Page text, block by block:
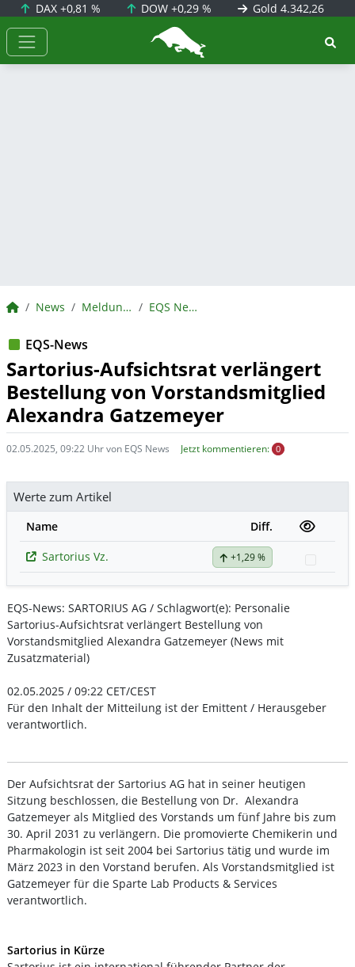
DAX +0,81 % DOW+0,29 % Gold 4.342,26
BörsenNEWS.de
BörsenNEWS.de
News Meldungen EQS News
EQS-News
Sartorius-Aufsichtsrat verlängert
Bestellung von Vorstandsmitglied
Alexandra Gatzemeyer
02.05.2025, 09:22 Uhr von EQS News Jetzt kommentieren: 0
Werte zum Artikel
Name
Diff.
Sartorius Vz.
+1,29 %
EQS-News: SARTORIUS AG / Schlagwort(e): Personalie
Sartorius-Aufsichtsrat verlängert Bestellung von
Vorstandsmitglied Alexandra Gatzemeyer (News mit
Zusatzmaterial)
02.05.2025 / 09:22 CET/CEST
Für den Inhalt der Mitteilung ist der Emittent / Herausgeber
verantwortlich.
Der Aufsichtsrat der Sartorius AG hat in seiner heutigen
Sitzung beschlossen, die Bestellung von Dr. Alexandra
Gatzemeyer als Mitglied des Vorstands um fünf Jahre bis zum
30. April 2031 zu verlängern. Die promovierte Chemikerin und
Pharmakologin ist seit 2004 bei Sartorius tätig und wurde im
März 2023 in den Vorstand berufen. Als Vorstandsmitglied ist
Gatzemeyer für die Sparte Lab Products & Services
verantwortlich.
Sartorius in Kürze